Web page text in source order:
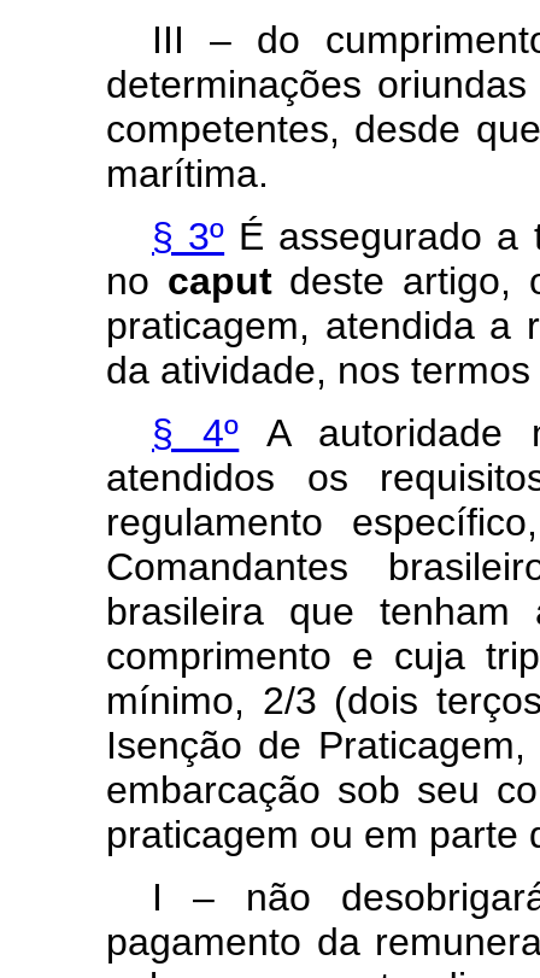
III – do
determinações
competentes, desde
marítima.
§ 3º É assegurado a
no caputdeste artigo,
praticagem, atendida a
da atividade, nos
§ 4º A autoridade
atendidos os
regulamento
Comandantes
brasileira que
comprimento e cuja
mínimo, 2/3 (dois
Isenção de
embarcação sob seu
praticagem ou em parte
I – não
pagamento da